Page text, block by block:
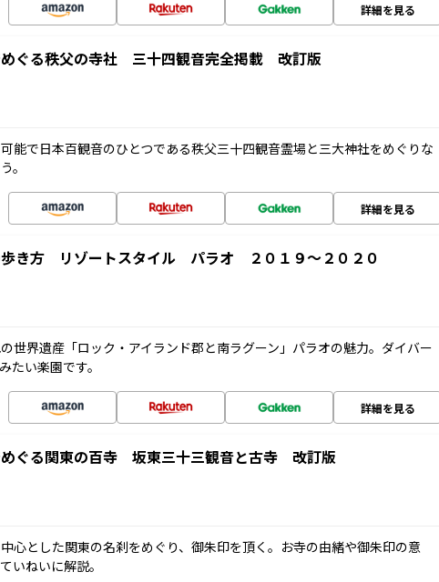
詳細を見る
ぐる秩父の寺社 三十四観音完全掲載 改訂版
能で日本百観音のひとつである秩父三十四観音霊場と三大神社をめぐりな
。
詳細を見る
き方 リゾートスタイル パラオ ２０１９～２０２０
世界遺産「ロック・アイランド郡と南ラグーン」パラオの魅力。ダイバー
たい楽園です。
詳細を見る
ぐる関東の百寺 坂東三十三観音と古寺 改訂版
心とした関東の名刹をめぐり、御朱印を頂く。お寺の由緒や御朱印の意
いねいに解説。